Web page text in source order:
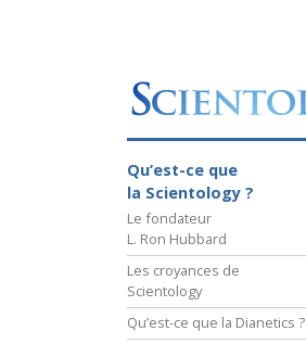
Qu’est-ce que
la Scientology ?
Le fondateur
L. Ron Hubbard
Les croyances de
Scientology
Qu’est-ce que la Dianetics ?